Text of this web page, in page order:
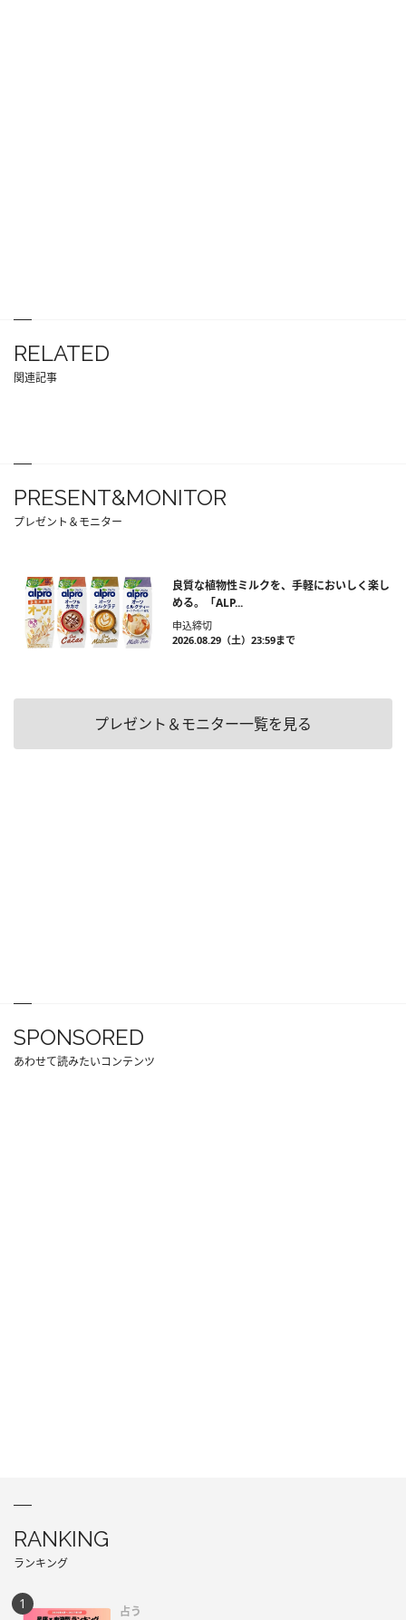
RELATED
関連記事
PRESENT&MONITOR
プレゼント＆モニター
良質な植物性ミルクを、手軽においしく楽し
める。「ALP...
申込締切
2026.08.29（土）23:59まで
プレゼント＆モニター一覧を見る
SPONSORED
あわせて読みたいコンテンツ
RANKING
ランキング
占う